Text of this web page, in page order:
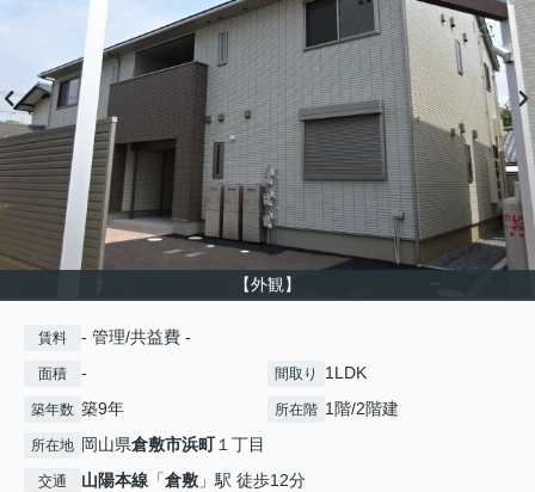
【外観】
賃料 - 管理/共益費 -
面積 - 間取り 1LDK
築年数 築9年 所在階 1階/2階建
所在地 岡山県倉敷市浜町１丁目
交通 山陽本線 「倉敷 」駅 徒歩12分